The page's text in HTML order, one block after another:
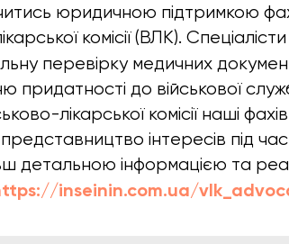
юридичною підтримкою
комісії (ВЛК).
перевірку медичних
придатності до військової
лікарської комісії наші
інтересів під
детальною інформацією та
inseinin.com.ua/